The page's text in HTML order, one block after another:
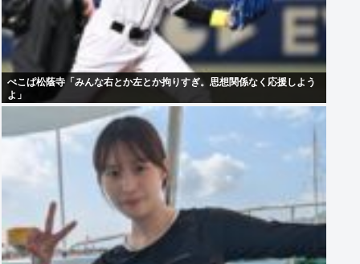
ぺこぱ松蔭寺「みんな右とか左とか拘りすぎ。思想関係なく応援しよう
よ」